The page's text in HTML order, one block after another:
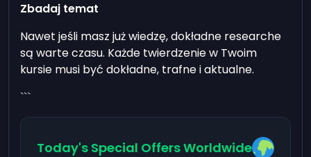
Zbadaj temat
Nawet jeśli masz już wiedzę, dokładne researche
są warte czasu. Każde twierdzenie w Twoim
kursie musi być dokładne, trafne i aktualne.
```
Today's Special Offers Worldwide